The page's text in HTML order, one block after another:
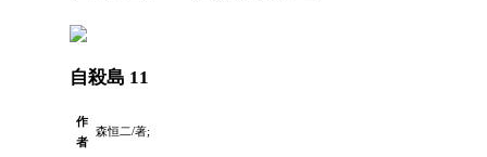
自殺島 11
作
者
森恒二/著;